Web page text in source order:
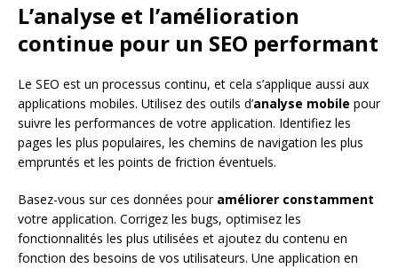
L’analyse et l’amélioration
continue pour un SEO performant
Le SEO est un processus continu, et cela s’applique aussi aux
applications mobiles. Utilisez des outils d’analyse mobile pour
suivre les performances de votre application. Identifiez les
pages les plus populaires, les chemins de navigation les plus
empruntés et les points de friction éventuels.
Basez-vous sur ces données pour améliorer constamment
votre application. Corrigez les bugs, optimisez les
fonctionnalités les plus utilisées et ajoutez du contenu en
fonction des besoins de vos utilisateurs. Une application en